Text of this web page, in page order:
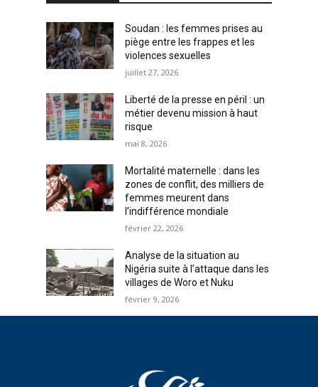
Soudan : les femmes prises au
piège entre les frappes et les
violences sexuelles
juillet 27, 2026
Liberté de la presse en péril : un
métier devenu mission à haut
risque
mai 8, 2026
Mortalité maternelle : dans les
zones de conflit, des milliers de
femmes meurent dans
l’indifférence mondiale
février 22, 2026
Analyse de la situation au
Nigéria suite à l’attaque dans les
villages de Woro et Nuku
février 9, 2026